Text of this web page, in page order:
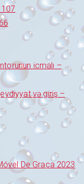
icmalı –
və giriş –
De Graça 2023